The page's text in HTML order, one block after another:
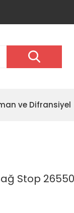
ve Difransiyel
Stop